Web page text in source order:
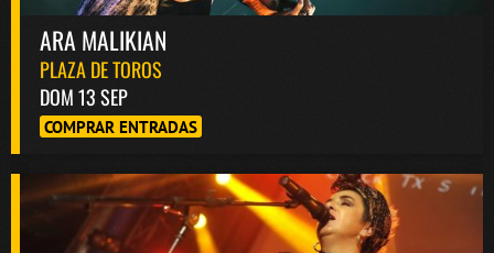
ARA MALIKIAN
PLAZA DE TOROS
DOM 13 SEP
COMPRAR ENTRADAS